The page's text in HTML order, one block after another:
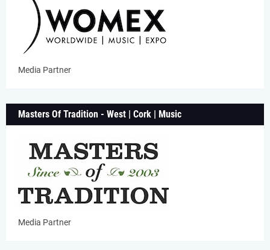
Media Partner
Masters Of Tradition - West | Cork | Music
Media Partner